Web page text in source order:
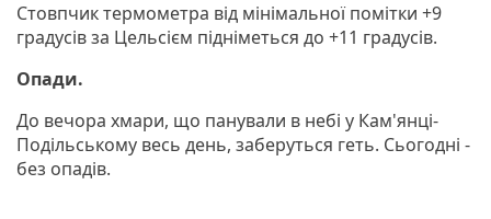
Стовпчик термометра від мінімальної помітки +9
градусів за Цельсієм підніметься до +11 градусів.
Опади.
До вечора хмари, що панували в небі у Кам'янці-
Подільському весь день, заберуться геть. Сьогодні -
без опадів.